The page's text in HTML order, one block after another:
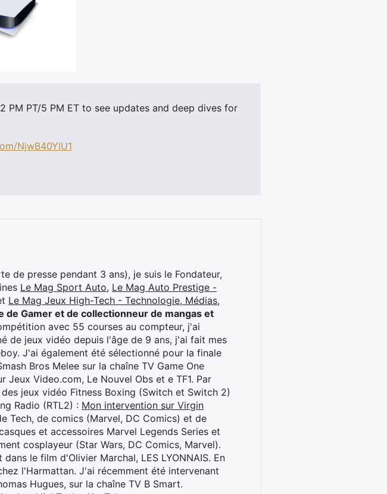
PM PT/5 PM ET to see updates and deep dives for
NjwB40YlU1
de presse pendant 3 ans), je suis le Fondateur,
Le Mag Sport Auto, Le Mag Auto Prestige -
Le Mag Jeux High-Tech - Technologie, Médias,
de Gamer et de collectionneur de mangas et
avec 55 courses au compteur, j'ai
de jeux vidéo depuis l'âge de 9 ans, j'ai fait mes
J'ai également été sélectionné pour la finale
Bros Melee sur la chaîne TV Game One
Jeux Video.com, Le Nouvel Obs et e TF1. Par
jeux vidéo Fitness Boxing (Switch et Switch 2)
Radio (RTL2) : Mon intervention sur Virgin
Tech, de comics (Marvel, DC Comics) et de
et accessoires Marvel Legends Series et
cosplayeur (Star Wars, DC Comics, Marvel).
le film d'Olivier Marchal, LES LYONNAIS. En
l'Harmattan. J'ai récemment été intervenant
Hugues, sur la chaîne TV B Smart.